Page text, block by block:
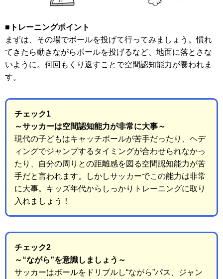
■トレーニングポイント
まずは、その場でボールを投げて行ってみましょう。慣れ
てきたら動きながらボールを投げるなど、地面に落とさな
いように。何回もくり返すことで空間認知能力が養われま
す。
チェック1
～サッカーは空間認知能力が非常に大事～
現代の子どもはキャッチボールが苦手だったり、ヘデ
ィングでジャンプするタイミングが合わせられなかっ
たり、自分の周りとの距離感を図る空間認知能力が苦
手だと言われます。しかしサッカーでこの能力は非常
に大事。キッズ年代からしっかりトレーニングに取り
入れましょう！
チェック2
～“ながら”を意識しましょう～
サッカーはボールをドリブルし“ながら”パス、ジャン